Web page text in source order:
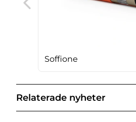
Soffione
Relaterade nyheter